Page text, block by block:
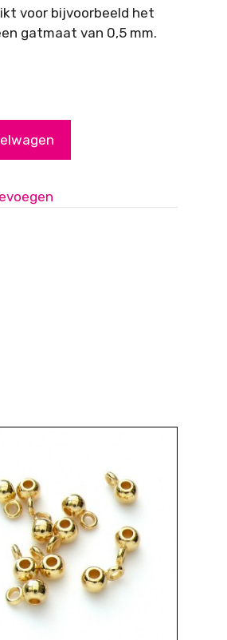
voor bijvoorbeeld het
gatmaat van 0,5 mm.